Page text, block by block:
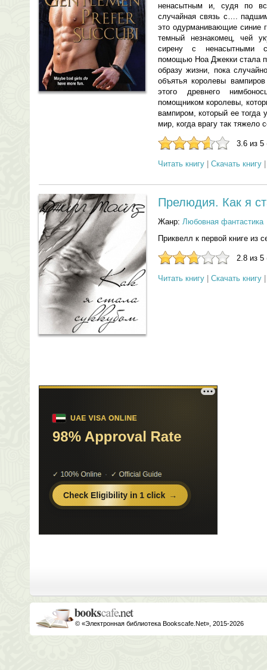
ненасытным и, судя по
случайная связь с….
это одурманивающие синие
темный незнакомец, чей
сирену с ненасытными
помощью Ноа Джекки стала
образу жизни, пока
объятья королевы
этого древнего
помощником королевы,
вампиром, который ее тогда
мир, когда врагу так тяжело
3.6 из 5
Читать книгу Скачать книгу
Прелюдия. Как я
Жанр: Любовная фантастика
Приквелл к первой книге из
2.8 из 5
Читать книгу Скачать книгу
© «Электронная библиотека Bookscafe.Net», 2015-2026